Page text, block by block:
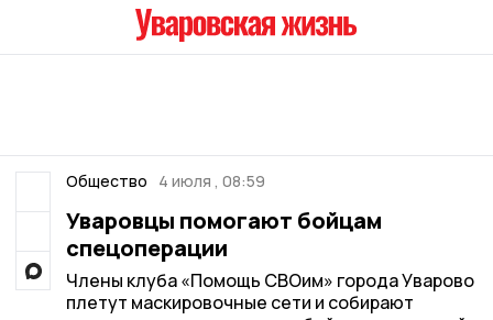
Общество 4 июля , 08:59
Уваровцы помогают бойцам
спецоперации
Члены клуба «Помощь СВОим» города Уварово
плетут маскировочные сети и собирают